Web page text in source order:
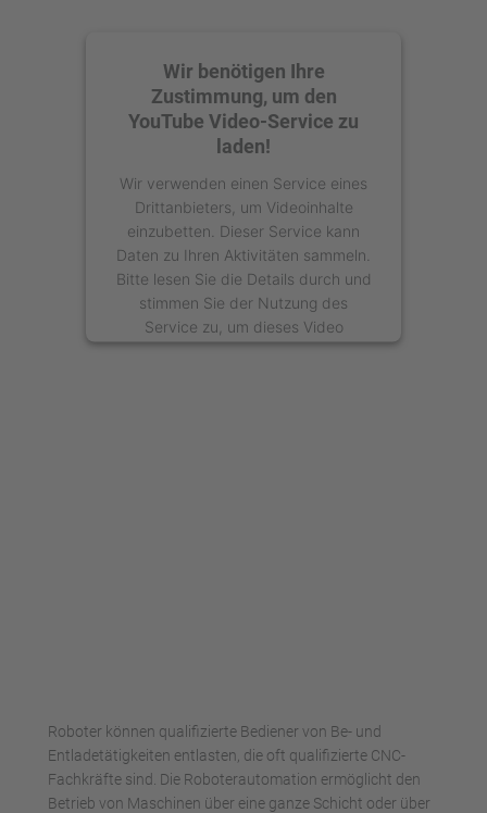
Wir benötigen Ihre
Zustimmung, um den
YouTube Video-Service zu
laden!
Wir verwenden einen Service eines
Drittanbieters, um Videoinhalte
einzubetten. Dieser Service kann
Daten zu Ihren Aktivitäten sammeln.
Bitte lesen Sie die Details durch und
stimmen Sie der Nutzung des
Service zu, um dieses Video
anzusehen.
Roboter können qualifizierte Bediener von Be- und
Entladetätigkeiten entlasten, die oft qualifizierte CNC-
Fachkräfte sind. Die Roboterautomation ermöglicht den
Betrieb von Maschinen über eine ganze Schicht oder über